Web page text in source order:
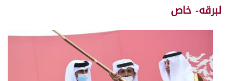
لبرقه- خاص